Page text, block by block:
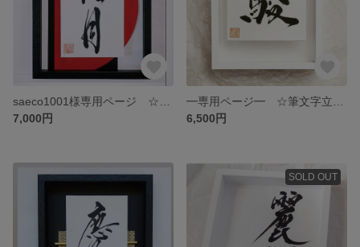
7,000円
6,500円
SOLD OUT